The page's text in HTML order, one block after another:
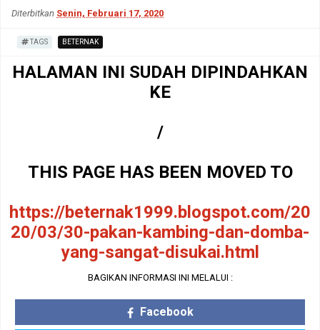
Diterbitkan Senin, Februari 17, 2020
TAGS BETERNAK
HALAMAN INI SUDAH DIPINDAHKAN
KE
/
THIS PAGE HAS BEEN MOVED TO
https://beternak1999.blogspot.com/20
20/03/30-pakan-kambing-dan-domba-
yang-sangat-disukai.html
BAGIKAN INFORMASI INI MELALUI :
Facebook